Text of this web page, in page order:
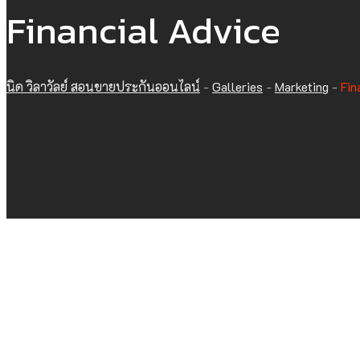
Financial Advice
นิด วิลาวัลย์ สอนขายประกันออนไลน์ -Galleries -Marketing -